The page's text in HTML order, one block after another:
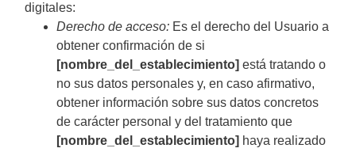
digitales:
Derecho de acceso: Es el derecho del Usuario a
obtener confirmación de si
[nombre_del_establecimiento] está tratando o
no sus datos personales y, en caso afirmativo,
obtener información sobre sus datos concretos
de carácter personal y del tratamiento que
[nombre_del_establecimiento] haya realizado